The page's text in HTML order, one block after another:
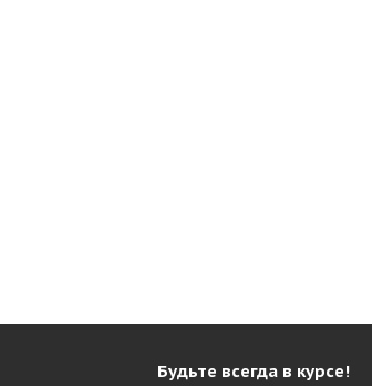
Будьте всегда в курсе!